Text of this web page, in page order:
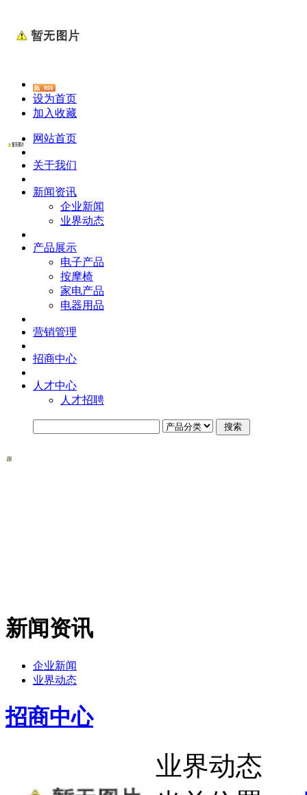
设为首页
加入收藏
网站首页
关于我们
新闻资讯
企业新闻
业界动态
产品展示
电子产品
按摩椅
家电产品
电器用品
营销管理
招商中心
人才中心
人才招聘
新闻资讯
企业新闻
业界动态
招商中心
业界动态